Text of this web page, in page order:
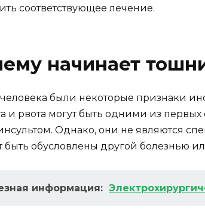
соответствующее лечение.
начинает
были некоторые признаки
и рвота могут быть одними из
Однако, они не являются
быть обусловлены другой болезнью
информация: